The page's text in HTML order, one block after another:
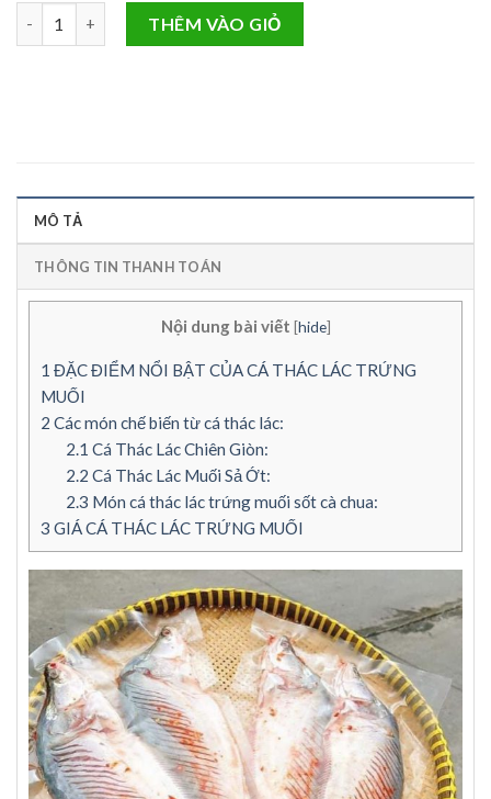
THÊM VÀO GIỎ
MÔ TẢ
THÔNG TIN THANH TOÁN
Nội dung bài viết [hide]
1 ĐẶC ĐIỂM NỔI BẬT CỦA CÁ THÁC LÁC TRỨNG
MUỐI
2 Các món chế biến từ cá thác lác:
2.1 Cá Thác Lác Chiên Giòn:
2.2 Cá Thác Lác Muối Sả Ớt:
2.3 Món cá thác lác trứng muối sốt cà chua:
3 GIÁ CÁ THÁC LÁC TRỨNG MUỐI